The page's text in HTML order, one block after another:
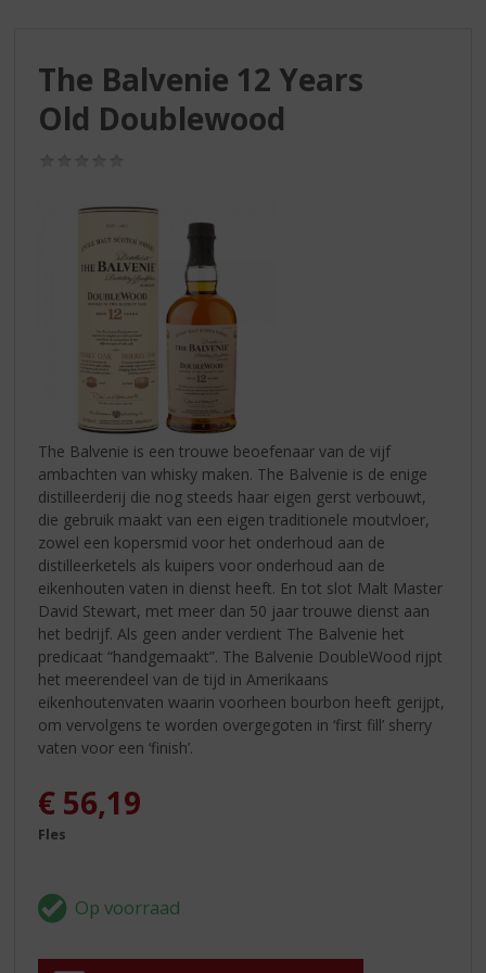
The Balvenie 12 Years
Old Doublewood
The Balvenie is een trouwe beoefenaar van de vijf
ambachten van whisky maken. The Balvenie is de enige
distilleerderij die nog steeds haar eigen gerst verbouwt,
die gebruik maakt van een eigen traditionele moutvloer,
zowel een kopersmid voor het onderhoud aan de
distilleerketels als kuipers voor onderhoud aan de
eikenhouten vaten in dienst heeft. En tot slot Malt Master
David Stewart, met meer dan 50 jaar trouwe dienst aan
het bedrijf. Als geen ander verdient The Balvenie het
predicaat “handgemaakt”. The Balvenie DoubleWood rijpt
het meerendeel van de tijd in Amerikaans
eikenhoutenvaten waarin voorheen bourbon heeft gerijpt,
om vervolgens te worden overgegoten in ‘first fill’ sherry
vaten voor een ‘finish’.
€ 56,19
Fles